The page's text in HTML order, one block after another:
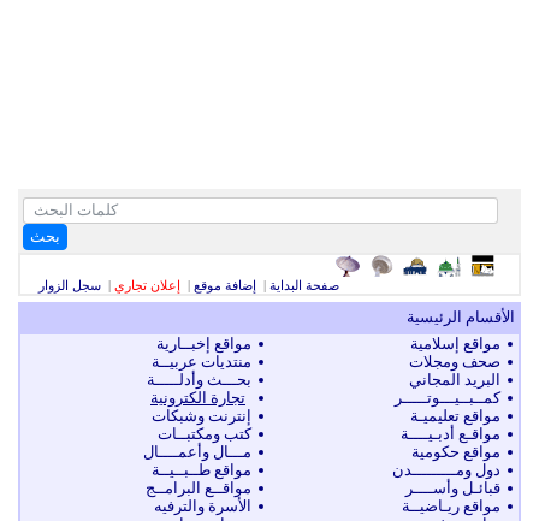
بحث
صفحة البداية | إضافة موقع | إعلان تجاري | سجل الزوار
الأقسام الرئيسية
مواقع إسلامية
صحف ومجلات
البريد المجاني
كمــبــيـــوتـــــر
مواقع تعليميـة
مواقـع أدبـيــــة
مواقع حكومية
دول ومـــــــــدن
قبائـل وأســــر
مواقع ريـاضيــة
مواقع إخبــارية
منتديات عربيــة
بحـــث وأدلـــــة
تجارة الكترونية
إنترنت وشبكات
كتب ومكتبــات
مـــال وأعمــــال
مواقع طــبــيــة
مواقــع البرامــج
الأسرة والترفيه